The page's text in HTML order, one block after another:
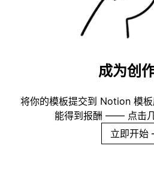
成为创
将你的模板提交到 Notion 模
能得到报酬 —— 点击几
立即开始